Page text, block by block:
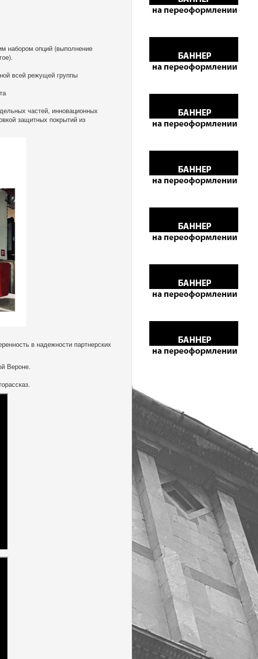
набором опций (выполнение
всей режущей группы
частей, инновационных
защитных покрытий из
в надежности партнерских
Вероне.